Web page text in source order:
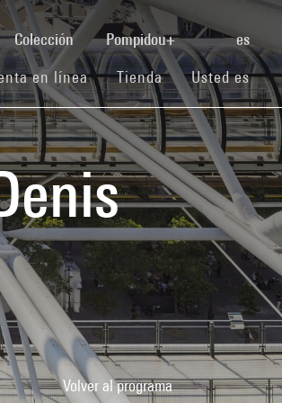
Colección Pompidou+ es
en línea(current)
Tienda(current)Usted es
Volver al programa